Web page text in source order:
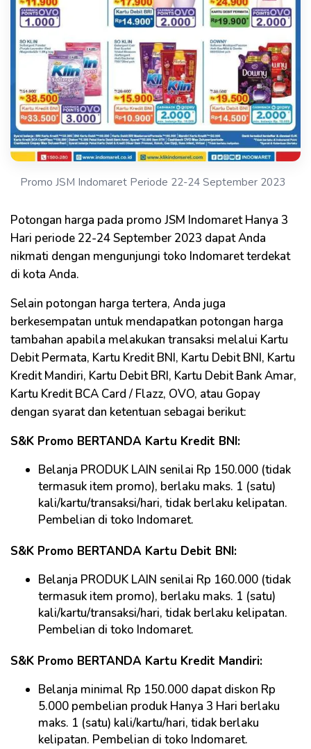
Promo JSM Indomaret Periode 22-24 September 2023
Potongan harga pada promo JSM Indomaret Hanya 3
Hari periode 22-24 September 2023 dapat Anda
nikmati dengan mengunjungi toko Indomaret terdekat
di kota Anda.
Selain potongan harga tertera, Anda juga
berkesempatan untuk mendapatkan potongan harga
tambahan apabila melakukan transaksi melalui Kartu
Debit Permata, Kartu Kredit BNI, Kartu Debit BNI, Kartu
Kredit Mandiri, Kartu Debit BRI, Kartu Debit Bank Amar,
Kartu Kredit BCA Card / Flazz, OVO, atau Gopay
dengan syarat dan ketentuan sebagai berikut:
S&K Promo BERTANDA Kartu Kredit BNI:
Belanja PRODUK LAIN senilai Rp 150.000 (tidak
termasuk item promo), berlaku maks. 1 (satu)
kali/kartu/transaksi/hari, tidak berlaku kelipatan.
Pembelian di toko Indomaret.
S&K Promo BERTANDA Kartu Debit BNI:
Belanja PRODUK LAIN senilai Rp 160.000 (tidak
termasuk item promo), berlaku maks. 1 (satu)
kali/kartu/transaksi/hari, tidak berlaku kelipatan.
Pembelian di toko Indomaret.
S&K Promo BERTANDA Kartu Kredit Mandiri:
Belanja minimal Rp 150.000 dapat diskon Rp
5.000 pembelian produk Hanya 3 Hari berlaku
maks. 1 (satu) kali/kartu/hari, tidak berlaku
kelipatan. Pembelian di toko Indomaret.